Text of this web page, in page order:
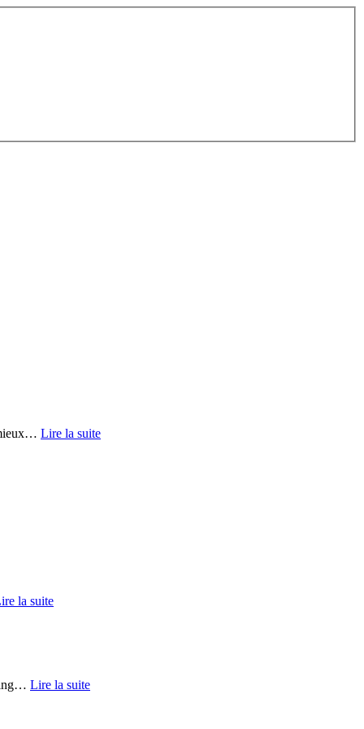
… Lire la suite
la suite
… Lire la suite